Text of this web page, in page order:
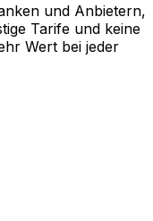
und Anbietern,
Tarife und keine
Wert bei jeder